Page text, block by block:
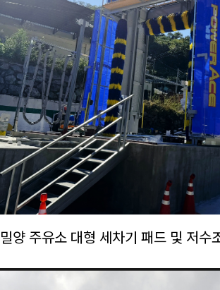
밀양 주유소 대형 세차기 패드 및 저수